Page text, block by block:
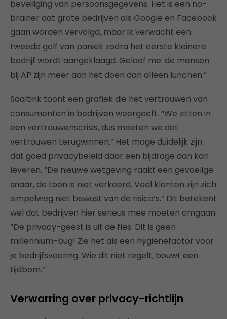
beveiliging van persoonsgegevens. Het is een no-
brainer dat grote bedrijven als Google en Facebook
gaan worden vervolgd, maar ik verwacht een
tweede golf van paniek zodra het eerste kleinere
bedrijf wordt aangeklaagd. Geloof me: de mensen
bij AP zijn meer aan het doen dan alleen lunchen.”
Saaltink toont een grafiek die het vertrouwen van
consumenten in bedrijven weergeeft. “We zitten in
een vertrouwenscrisis, dus moeten we dat
vertrouwen terugwinnen.” Het moge duidelijk zijn
dat goed privacybeleid daar een bijdrage aan kan
leveren. “De nieuwe wetgeving raakt een gevoelige
snaar, de toon is niet verkeerd. Veel klanten zijn zich
simpelweg niet bewust van de risico’s.” Dit betekent
wel dat bedrijven hier serieus mee moeten omgaan.
“De privacy-geest is uit de fles. Dit is geen
millennium-bug! Zie het als een hygiënefactor voor
je bedrijfsvoering. Wie dit niet regelt, bouwt een
tijdbom.”
Verwarring over privacy-richtlijn